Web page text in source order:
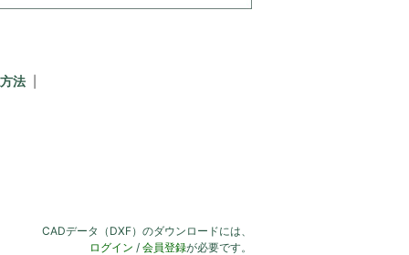
法
CADデータ（DXF）のダウンロードには、
ログイン / 会員登録が必要です。